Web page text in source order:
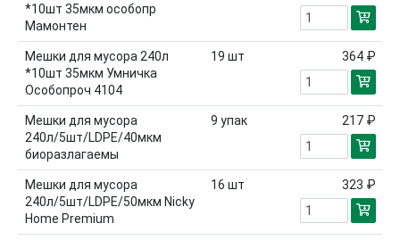
*10шт 35мкм особопр
Мамонтен
Мешки для мусора 240л
*10шт 35мкм Умничка
Особопроч 4104
19 шт 364 ₽
Мешки для мусора
240л/5шт/LDPE/40мкм
биоразлагаемы
9 упак 217 ₽
Мешки для мусора
240л/5шт/LDPE/50мкм Nicky
Home Premium
16 шт 323 ₽